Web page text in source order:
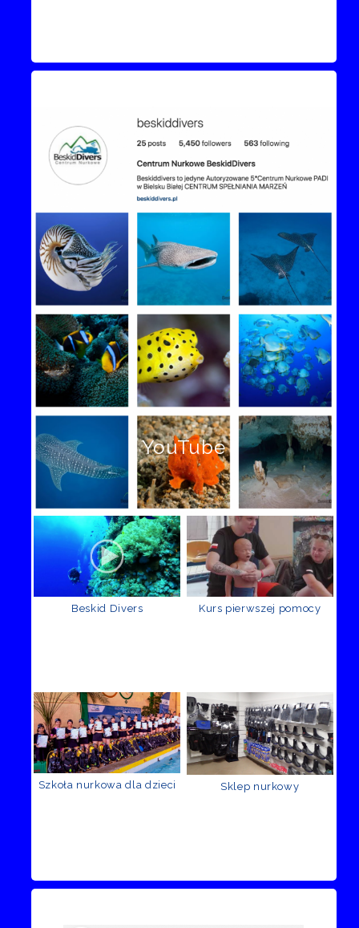
YouTube
Beskid Divers Kurs pierwszej pomocy
Szkoła nurkowa dla dzieci Sklep nurkowy